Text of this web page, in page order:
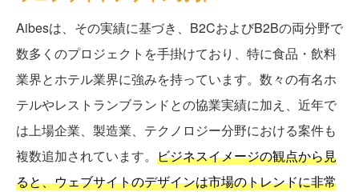
Aibesは、その実績に基づき、B2CおよびB2Bの両分野で
数多くのプロジェクトを手掛けており、特に食品・飲料
業界とホテル業界に強みを持っています。数々の有名ホ
テルやレストランブランドとの協業実績に加え、近年で
は上場企業、製造業、テクノロジー分野における案件も
複数追加されています。 ビジネスイメージの観点から見
ると、ウェブサイトのデザインは市場のトレンドに非常